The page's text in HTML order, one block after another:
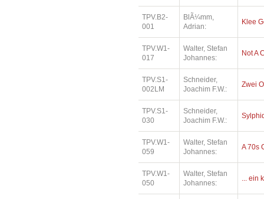
TPV.B2-
001
BlÃ¼mm,
Adrian:
Klee
TPV.W1-
017
Walter, Stefan
Johannes:
Not A
TPV.S1-
002LM
Schneider,
Joachim F.W.:
Zwei
TPV.S1-
030
Schneider,
Joachim F.W.:
TPV.W1-
059
Walter, Stefan
Johannes:
A 70s
TPV.W1-
050
Walter, Stefan
Johannes:
... ein